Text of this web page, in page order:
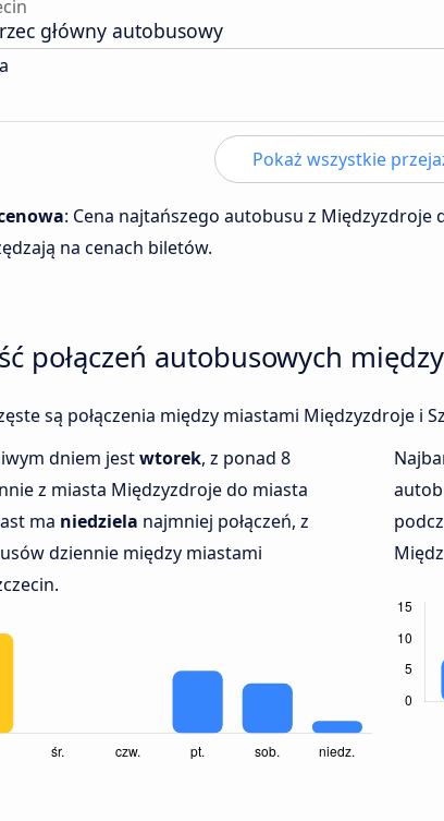
główny autobusowy
Pokaż wszystkie
: Cena najtańszego autobusu z Międzyzdroje
na cenach biletów.
połączeń autobusowych
są połączenia między miastami Międzyzdroje i
dniem jestwtorek, z ponad 8
z miasta Międzyzdroje do miasta
ma niedziela najmniej połączeń, z
dziennie między miastami